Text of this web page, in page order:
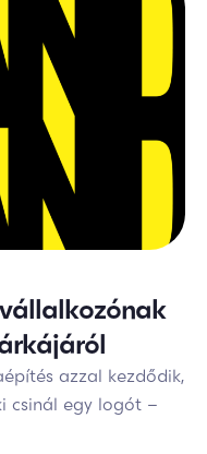
azzal kezdődik,
csinál egy logót –